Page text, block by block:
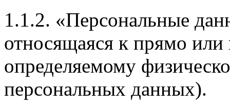
1.1.2. «Персональные
относящаяся к прямо
определяемому
персональных данных).